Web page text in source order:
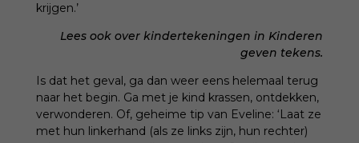
krijgen.’
Lees ook over kindertekeningen in Kinderen
geven tekens.
Is dat het geval, ga dan weer eens helemaal terug
naar het begin. Ga met je kind krassen, ontdekken,
verwonderen. Of, geheime tip van Eveline: ‘Laat ze
met hun linkerhand (als ze links zijn, hun rechter)